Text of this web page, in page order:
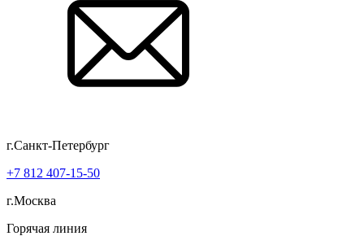
г.Санкт-Петербург
+7 812 407-15-50
г.Москва
Горячая линия